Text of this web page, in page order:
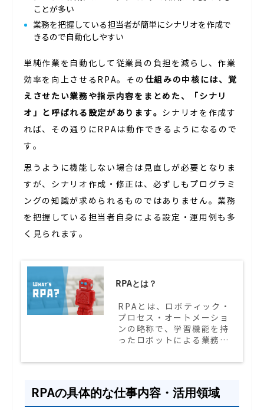
ことが多い
業務を把握している担当者が簡単にシナリオを作成で
きるので自動化しやすい
単純作業を自動化して従業員の負担を減らし、作業
効率を向上させるRPA。その仕組みの中核には、覚
えさせたい業務や指示内容をまとめた、「シナリ
オ」と呼ばれる設定があります。 シナリオを作成す
れば、その通りにRPAは動作できるようになるので
す。
思うように機能しない場合は見直しが必要となりま
すが、シナリオ作成・修正は、必ずしもプログラミ
ングの知識が求められるものではありません。業務
を把握している担当者自身による設定・運用例も多
く見られます。
RPAとは？
RPAとは、ロボティック・
プロセス・オートメーショ
ンの略称で、学習機能を持
ったロボットによる業務自
RPAの3段階の分類や、導
の導入事例を交えて紹介い
たします。
RPAの具体的な仕事内容・活用領域